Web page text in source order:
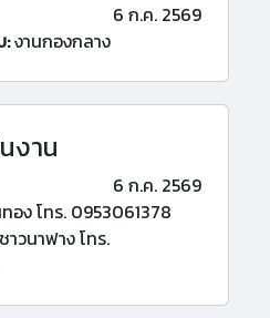
6 ก.ค. 2569
:งานกองกลาง
งาน
6 ก.ค. 2569
ทอง โทร. 0953061378
วนาฟาง โทร.